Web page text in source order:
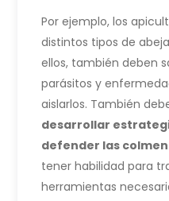
Por ejemplo, los
distintos tipos de
ellos, también deben
parásitos y
aislarlos. También
desarrollar
defender las
tener habilidad para
herramientas